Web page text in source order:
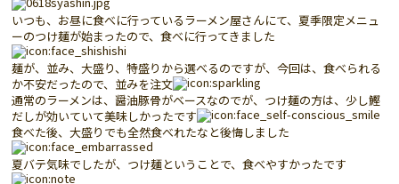
いつも、お昼に食べに行っているラーメン屋さんにて、夏季限定メニュ
ーのつけ麺が始まったので、食べに行ってきました
麺が、並み、大盛り、特盛りから選べるのですが、今回は、食べられる
か不安だったので、並みを注文
通常のラーメンは、醤油豚骨がベースなのでが、つけ麺の方は、少し鰹
だしが効いていて美味しかったです
食べた後、大盛りでも全然食べれたなと後悔しました
夏バテ気味でしたが、つけ麺ということで、食べやすかったです